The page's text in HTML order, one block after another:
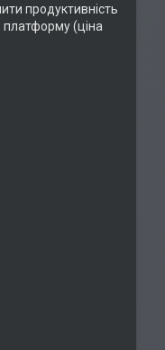
продуктивність
(ціна